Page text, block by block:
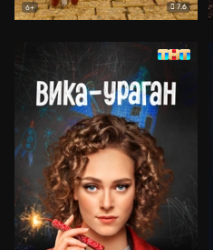
6+ 7.6